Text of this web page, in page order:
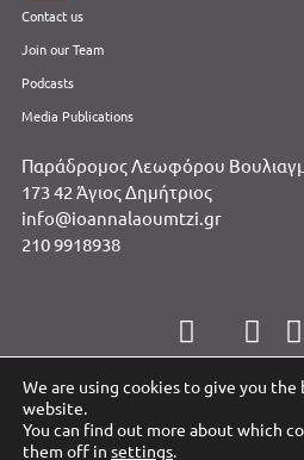
Contact us
Join our Team
Podcasts
Media Publications
Παράδρομος Λεωφόρου
173 42 Άγιος Δημήτριος
info@ioannalaoumtzi.gr
210 9918938
POWERED BY YABA.GR - ALL RIGHTS
We are using cookies to give you
website.
You can find out more about which
them off in settings.